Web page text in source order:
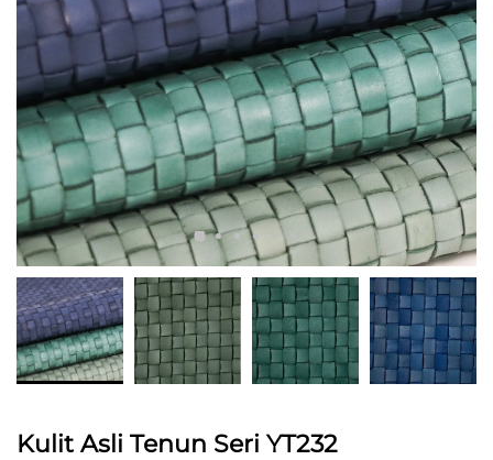
Kulit Asli Tenun Seri YT232